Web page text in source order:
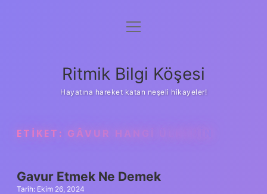
Anasayfa
Yasal Uyarı
menüyü
Ritmik Bilgi Köşesi
Hayatına hareket katan neşeli hikayeler!
ETIKET: GÂVUR HANGI ÜLKENIN
Gavur Etmek Ne Demek
Tarih: Ekim 26, 2024